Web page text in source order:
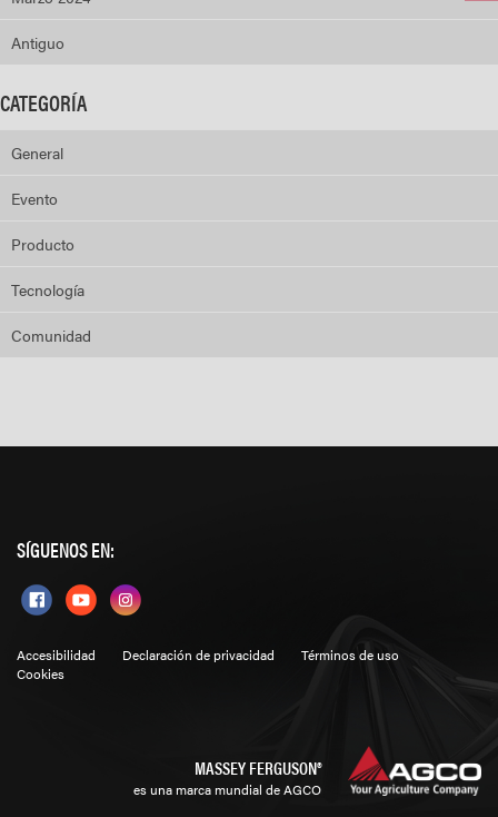
Antiguo
CATEGORÍA
General
Evento
Producto
Tecnología
Comunidad
SÍGUENOS EN:
Accesibilidad Declaración de privacidad
Términos de uso
Cookies
MASSEY FERGUSON®
es una marca mundial de AGCO